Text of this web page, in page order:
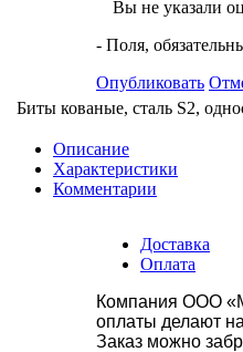
Вы не указали
- Поля,
Опубликовать
Биты кованые, сталь S2,
Описание
Характеристики
Комментарии
Доставка
Оплата
Компания ООО
оплаты делают
Заказ можно